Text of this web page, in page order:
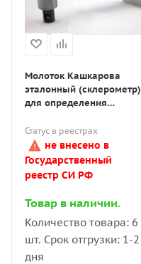
Молоток Кашкарова
эталонный (склерометр)
для определения
Статус в реестрах
не внесено в
Государственный
реестр СИ РФ
Товар в наличии.
Количество товара: 6
шт. Срок отгрузки: 1-2
дня